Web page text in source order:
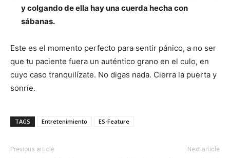
y colgando de ella hay una cuerda hecha con
sábanas.
Este es el momento perfecto para sentir pánico, a no ser
que tu paciente fuera un auténtico grano en el culo, en
cuyo caso tranquilízate. No digas nada. Cierra la puerta y
sonríe.
TAGS Entretenimiento ES-Feature
Previous article Next article